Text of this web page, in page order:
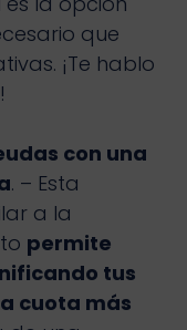
que
¡Te hablo
con una
. – Esta
a la
permite
tus
cuota más